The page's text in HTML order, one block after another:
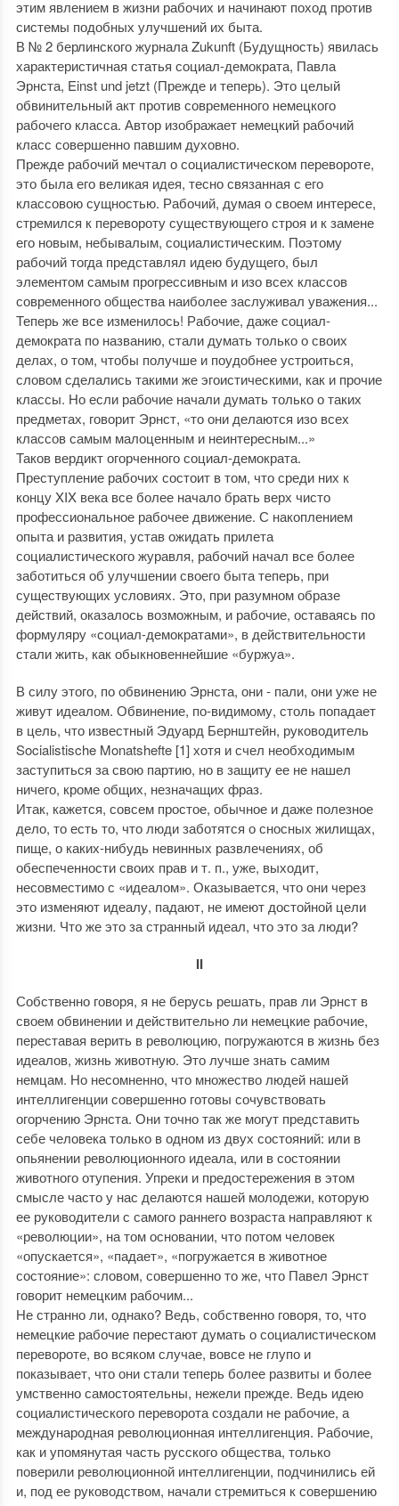
этим явлением в жизни рабочих и начинают поход против
системы подобных улучшений их быта.
В № 2 берлинского журнала Zukunft (Будущность) явилась
характеристичная статья социал-демократа, Павла
Эрнста, Einst und jetzt (Прежде и теперь). Это целый
обвинительный акт против современного немецкого
рабочего класса. Автор изображает немецкий рабочий
класс совершенно павшим духовно.
Прежде рабочий мечтал о социалистическом перевороте,
это была его великая идея, тесно связанная с его
классовою сущностью. Рабочий, думая о своем интересе,
стремился к перевороту существующего строя и к замене
его новым, небывалым, социалистическим. Поэтому
рабочий тогда представлял идею будущего, был
элементом самым прогрессивным и изо всех классов
современного общества наиболее заслуживал уважения...
Теперь же все изменилось! Рабочие, даже социал-
демократа по названию, стали думать только о своих
делах, о том, чтобы получше и поудобнее устроиться,
словом сделались такими же эгоистическими, как и прочие
классы. Но если рабочие начали думать только о таких
предметах, говорит Эрнст, «то они делаются изо всех
классов самым малоценным и неинтересным...»
Таков вердикт огорченного социал-демократа.
Преступление рабочих состоит в том, что среди них к
концу XIX века все более начало брать верх чисто
профессиональное рабочее движение. С накоплением
опыта и развития, устав ожидать прилета
социалистического журавля, рабочий начал все более
заботиться об улучшении своего быта теперь, при
существующих условиях. Это, при разумном образе
действий, оказалось возможным, и рабочие, оставаясь по
формуляру «социал-демократами», в действительности
стали жить, как обыкновеннейшие «буржуа».
В силу этого, по обвинению Эрнста, они - пали, они уже не
живут идеалом. Обвинение, по-видимому, столь попадает
в цель, что известный Эдуард Бернштейн, руководитель
Socialistische Monatshefte [1] хотя и счел необходимым
заступиться за свою партию, но в защиту ее не нашел
ничего, кроме общих, незначащих фраз.
Итак, кажется, совсем простое, обычное и даже полезное
дело, то есть то, что люди заботятся о сносных жилищах,
пище, о каких-нибудь невинных развлечениях, об
обеспеченности своих прав и т. п., уже, выходит,
несовместимо с «идеалом». Оказывается, что они через
это изменяют идеалу, падают, не имеют достойной цели
жизни. Что же это за странный идеал, что это за люди?
II
Собственно говоря, я не берусь решать, прав ли Эрнст в
своем обвинении и действительно ли немецкие рабочие,
переставая верить в революцию, погружаются в жизнь без
идеалов, жизнь животную. Это лучше знать самим
немцам. Но несомненно, что множество людей нашей
интеллигенции совершенно готовы сочувствовать
огорчению Эрнста. Они точно так же могут представить
себе человека только в одном из двух состояний: или в
опьянении революционного идеала, или в состоянии
животного отупения. Упреки и предостережения в этом
смысле часто у нас делаются нашей молодежи, которую
ее руководители с самого раннего возраста направляют к
«революции», на том основании, что потом человек
«опускается», «падает», «погружается в животное
состояние»: словом, совершенно то же, что Павел Эрнст
говорит немецким рабочим...
Не странно ли, однако? Ведь, собственно говоря, то, что
немецкие рабочие перестают думать о социалистическом
перевороте, во всяком случае, вовсе не глупо и
показывает, что они стали теперь более развиты и более
умственно самостоятельны, нежели прежде. Ведь идею
социалистического переворота создали не рабочие, а
международная революционная интеллигенция. Рабочие,
как и упомянутая часть русского общества, только
поверили революционной интеллигенции, подчинились ей
и, под ее руководством, начали стремиться к совершению